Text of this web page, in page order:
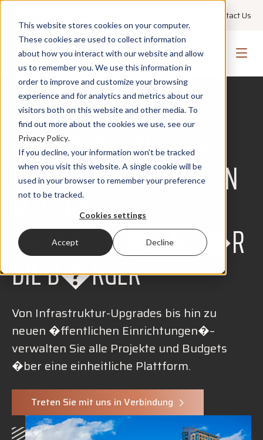
This website stores cookies on your computer.
These cookies are used to collect information
about how you interact with our website and allow
us to remember you. We use this information in
order to improve and customize your browsing
experience and for analytics and metrics about our
visitors both on this website and other media. To
find out more about the cookies we use, see our
Privacy Policy.
If you decline, your information won’t be tracked
when you visit this website. A single cookie will be
used in your browser to remember your preference
not to be tracked.
Cookies settings
Accept Decline
Contact Us
GOVERNMENT
AUS �FFENTLICHEN
INVESTITIONEN WERDEN
MESSBARE
VERBESSERUNGEN F�R
DIE B�RGER
Von Infrastruktur-Upgrades bis hin zu
neuen �ffentlichen Einrichtungen�–
verwalten Sie alle Projekte und Budgets
�ber eine einheitliche Plattform.
Treten Sie mit uns in Verbindung